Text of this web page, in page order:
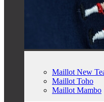
Maillot New
Maillot Toho
Maillot Mambo